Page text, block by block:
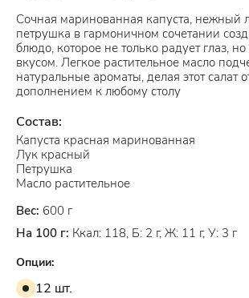
Сочная маринованная капуста, нежный
петрушка в гармоничном сочетании
блюдо, которое не только радует глаз,
вкусом. Легкое растительное масло
натуральные ароматы, делая этот салат
дополнением к любому столу
Состав:
Капуста красная маринованная
Лук красный
Петрушка
Масло растительное
Вес: 600 г
На 100 г: Ккал: 118, Б: 2 г, Ж: 11 г, У: 3 г
Опции:
12 шт.